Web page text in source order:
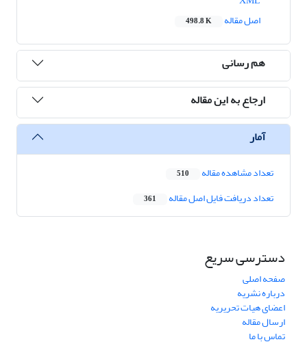
اصل مقاله
498.8 K
هم رسانی
ارجاع به این مقاله
آمار
تعداد مشاهده مقاله 510
تعداد دریافت فایل اصل مقاله 361
دسترسی سریع
صفحه اصلی
درباره نشریه
اعضای هیات تحریریه
ارسال مقاله
تماس با ما